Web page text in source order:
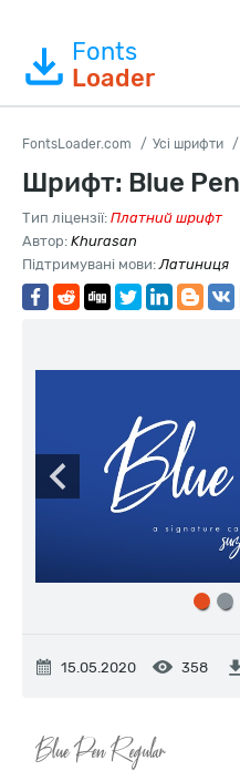
Fonts
Loader
FontsLoader.com Усі шрифти
Шрифт: Blue Pen
Тип ліцензії: Платний шрифт
Автор: Khurasan
Підтримувані мови:Латиниця
15.05.2020 358